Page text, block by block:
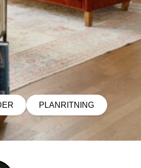
PLANRITNING